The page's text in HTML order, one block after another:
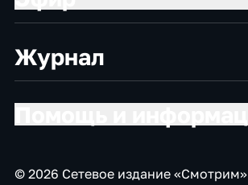
Журнал
© 2026 Сетевое издание «Смотрим»